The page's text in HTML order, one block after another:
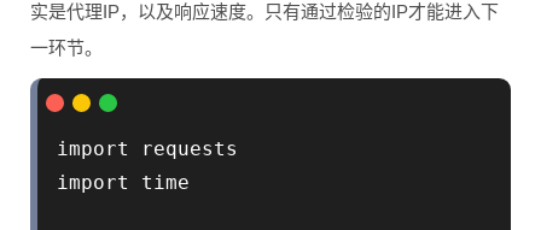
实是代理IP，以及响应速度。只有通过检验的IP才能进入下
一环节。
import requests
import time